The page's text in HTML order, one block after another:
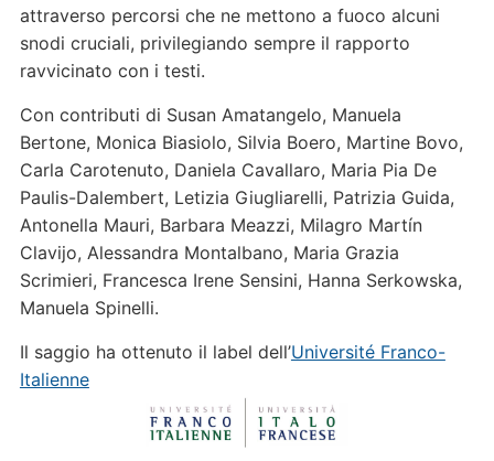
attraverso percorsi che ne mettono a fuoco alcuni
snodi cruciali, privilegiando sempre il rapporto
ravvicinato con i testi.
Con contributi di Susan Amatangelo, Manuela
Bertone, Monica Biasiolo, Silvia Boero, Martine Bovo,
Carla Carotenuto, Daniela Cavallaro, Maria Pia De
Paulis-Dalembert, Letizia Giugliarelli, Patrizia Guida,
Antonella Mauri, Barbara Meazzi, Milagro Martín
Clavijo, Alessandra Montalbano, Maria Grazia
Scrimieri, Francesca Irene Sensini, Hanna Serkowska,
Manuela Spinelli.
Il saggio ha ottenuto il label dell’Université Franco-
Italienne